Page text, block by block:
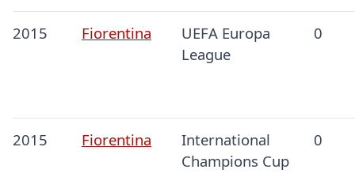
2015 Fiorentina
UEFA Europa
League
0
2015 Fiorentina
International
Champions Cup
0